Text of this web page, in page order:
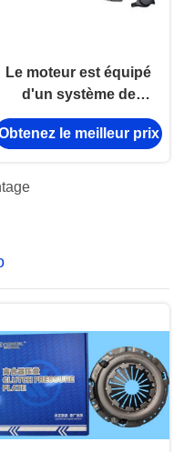
Le moteur est équipé
d'un système de
commande de
commande de
le meilleur prix